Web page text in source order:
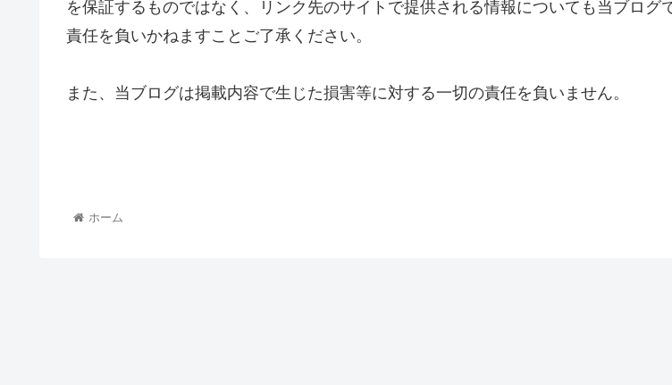
を保証するものではなく、リンク先のサイトで提供される情報についても当ブログ
責任を負いかねますことご了承ください。
また、当ブログは掲載内容で生じた損害等に対する一切の責任を負いません。
ホーム